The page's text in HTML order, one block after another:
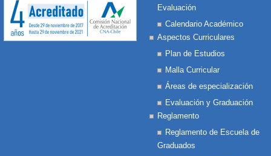
Evaluación
Calendario Académico
Aspectos Curriculares
Plan de Estudios
Malla Curricular
Áreas de especialización
Evaluación y Graduación
Reglamento
Reglamento de Escuela de
Graduados